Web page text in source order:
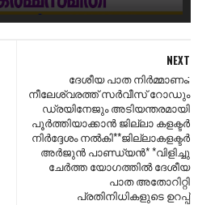
NEXT
ദേശീയ പാത നിര്‍മ്മാണം;
നീലേശ്വരത്ത് സര്‍വീസ് റോഡും
ഡ്രയിനേജും അടിയന്തരമായി
പൂര്‍ത്തിയാക്കാന്‍ ജില്ലാ കളക്ടര്‍
നിര്‍ദ്ദേശം നല്‍കി**ജില്ലാകളക്ടര്‍
അര്‍ജുന്‍ പാണ്ഡ്യന്‍* *വിളിച്ചു
ചേര്‍ത്ത യോഗത്തില്‍ ദേശീയ
പാത അതോറിറ്റി
പ്രതിനിധികളുടെ ഉറപ്പ്